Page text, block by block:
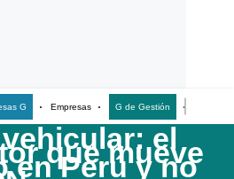
G Empresas G de Gestión